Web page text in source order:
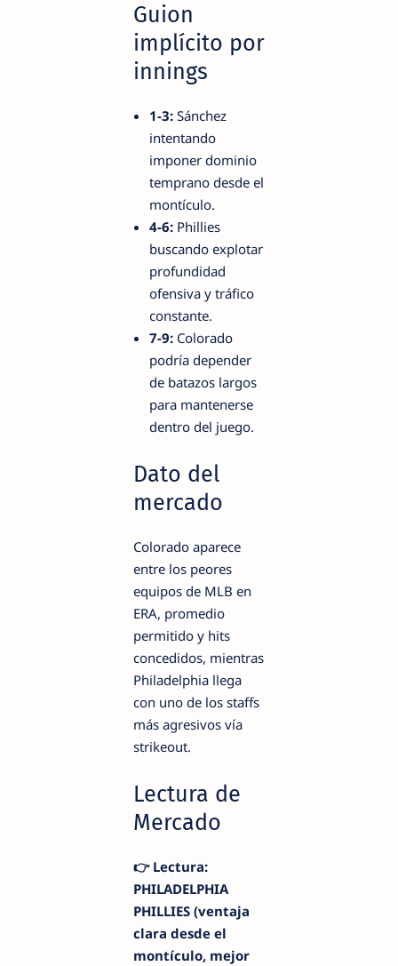
Guion
implícito por
innings
1-3: Sánchez
intentando
imponer dominio
temprano desde el
montículo.
4-6: Phillies
buscando explotar
profundidad
ofensiva y tráfico
constante.
7-9: Colorado
podría depender
de batazos largos
para mantenerse
dentro del juego.
Dato del
mercado
Colorado aparece
entre los peores
equipos de MLB en
ERA, promedio
permitido y hits
concedidos, mientras
Philadelphia llega
con uno de los staffs
más agresivos vía
strikeout.
Lectura de
Mercado
👉 Lectura:
PHILADELPHIA
PHILLIES (ventaja
clara desde el
montículo, mejor